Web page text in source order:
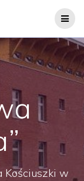
Kościuszki w